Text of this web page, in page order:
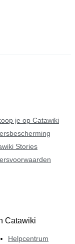
je op Catawiki
Stories
Catawiki
Helpcentrum